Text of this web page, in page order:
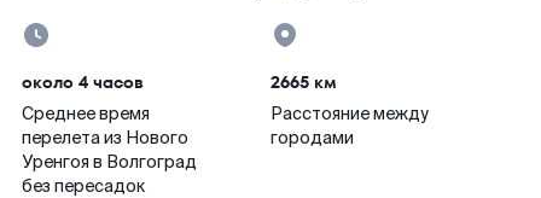
около 4 часов
Среднее время
перелета из Нового
Уренгоя в Волгоград
без пересадок
2665 км
Расстояние между
городами